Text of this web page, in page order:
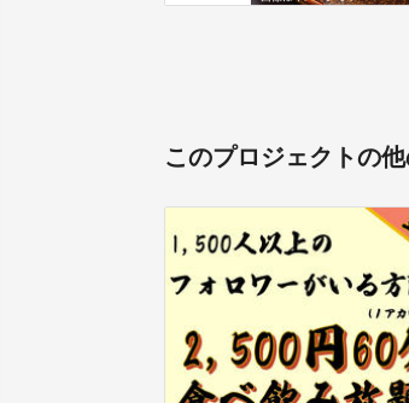
このプロジェクトの